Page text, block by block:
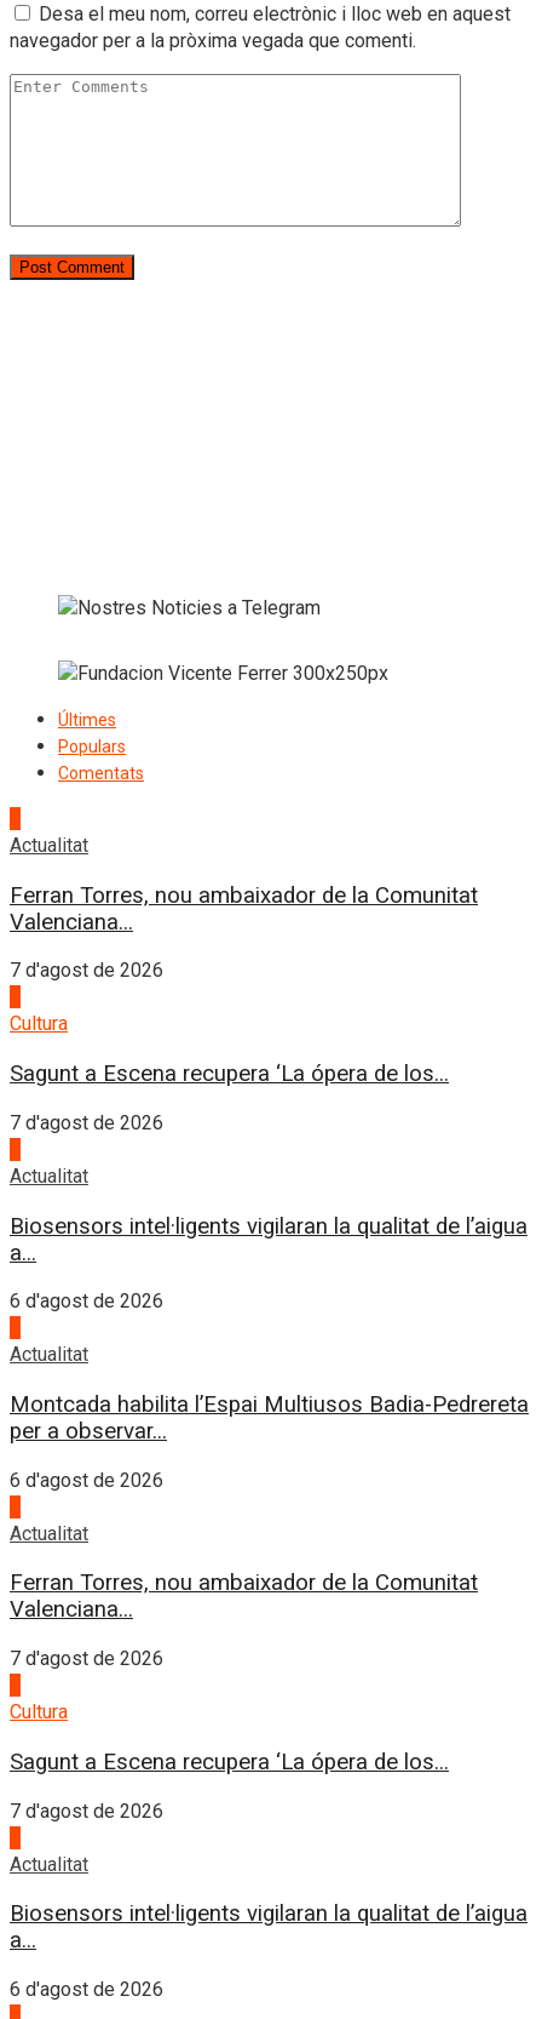
Desa el meu nom, correu electrònic i lloc web en aquest
navegador per a la pròxima vegada que comenti.
Últimes
Populars
Comentats
Actualitat
Ferran Torres, nou ambaixador de la Comunitat
Valenciana...
7 d'agost de 2026
Cultura
Sagunt a Escena recupera ‘La ópera de los...
7 d'agost de 2026
Actualitat
Biosensors intel·ligents vigilaran la qualitat de l’aigua
a...
6 d'agost de 2026
Actualitat
Montcada habilita l’Espai Multiusos Badia-Pedrereta
per a observar...
6 d'agost de 2026
Actualitat
Ferran Torres, nou ambaixador de la Comunitat
Valenciana...
7 d'agost de 2026
Cultura
Sagunt a Escena recupera ‘La ópera de los...
7 d'agost de 2026
Actualitat
Biosensors intel·ligents vigilaran la qualitat de l’aigua
a...
6 d'agost de 2026